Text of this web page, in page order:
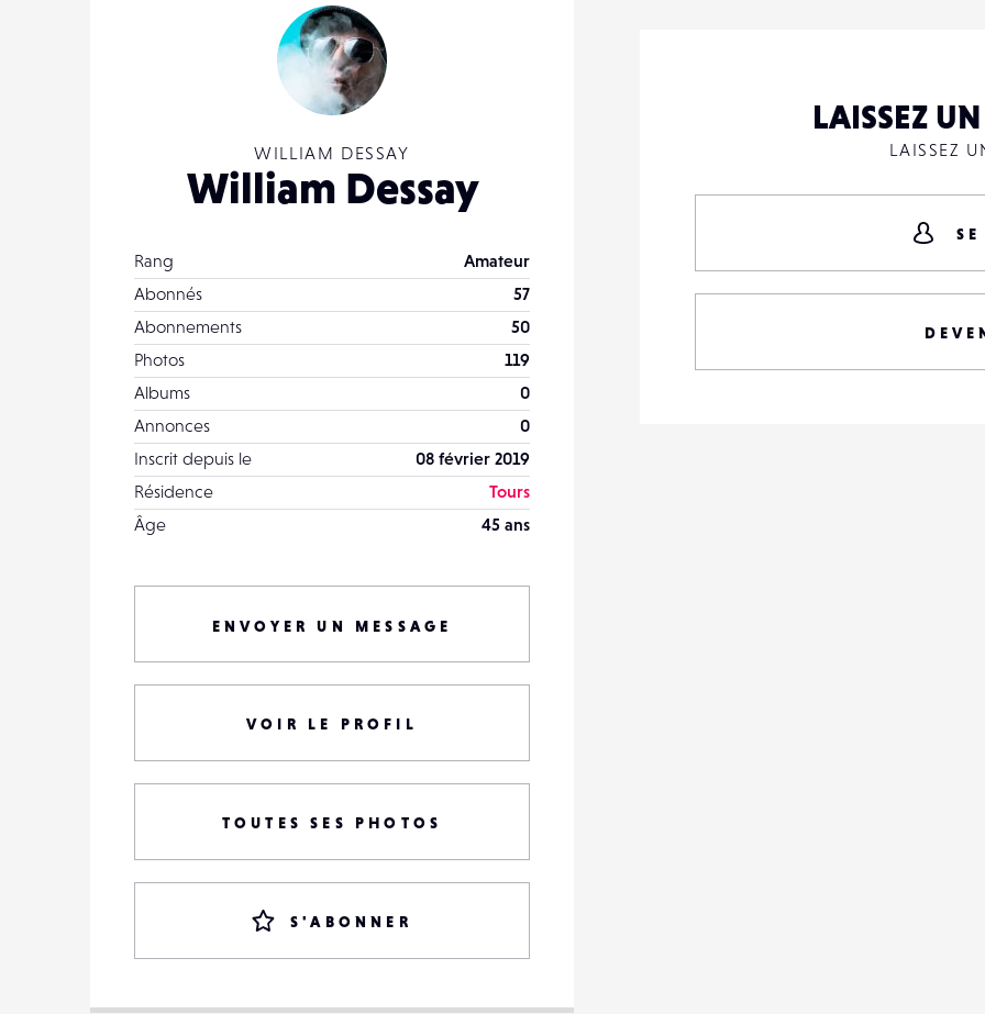
WILLIAM DESSAY
William Dessay
Rang
Amateur
Abonnés
57
Abonnements
50
Photos
119
Albums
0
Annonces
0
Inscrit depuis le
08 février 2019
Résidence
Tours
Âge
45 ans
ENVOYER UN MESSAGE
VOIR LE PROFIL
TOUTES SES PHOTOS
S'ABONNER
LAISSEZ
LAISSEZ